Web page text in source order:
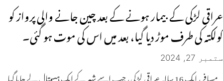
عراقی لڑکی کے بیمار ہونے کے بعد چین جانے والی پرواز کو
کولکتہ کی طرف موڑ دیا گیا، بعد میں اس کی موت ہو گئی۔
ستمبر 27, 2024